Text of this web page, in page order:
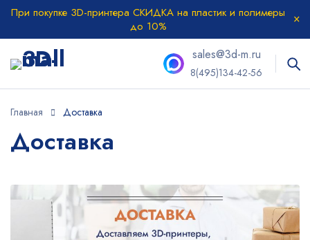
При покупке 3D-принтера СКИДКА на пластик и полимеры
до 10%
sales@3d-m.ru
8(495)134-42-56
Главная Доставка
Доставка